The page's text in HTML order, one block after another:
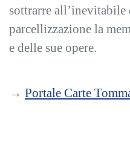
sottrarre all’inevitabile
parcellizzazione la
e delle sue opere.
→ Portale Carte